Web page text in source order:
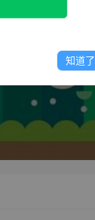
知道了